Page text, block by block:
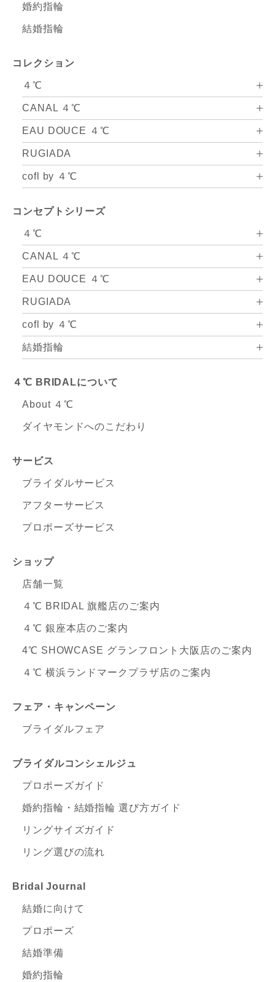
婚約指輪
結婚指輪
コレクション
４℃
CANAL ４℃
EAU DOUCE ４℃
RUGIADA
cofl by ４℃
コンセプトシリーズ
４℃
CANAL ４℃
EAU DOUCE ４℃
RUGIADA
cofl by ４℃
結婚指輪
４℃ BRIDALについて
About ４℃
ダイヤモンドへのこだわり
サービス
ブライダルサービス
アフターサービス
プロポーズサービス
ショップ
店舗一覧
４℃ BRIDAL 旗艦店のご案内
４℃ 銀座本店のご案内
4℃ SHOWCASE グランフロント大阪店のご案内
４℃ 横浜ランドマークプラザ店のご案内
フェア・キャンペーン
ブライダルフェア
ブライダルコンシェルジュ
プロポーズガイド
婚約指輪・結婚指輪 選び方ガイド
リングサイズガイド
リング選びの流れ
Bridal Journal
結婚に向けて
プロポーズ
結婚準備
婚約指輪